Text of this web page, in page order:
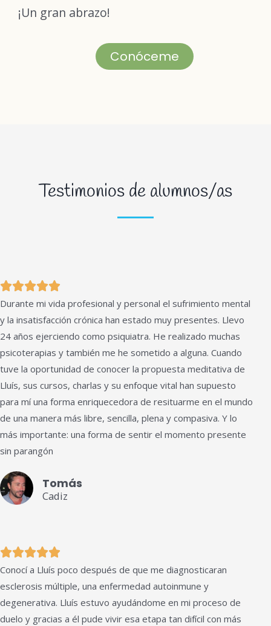
¡Un gran abrazo!
Conóceme
Testimonios de alumnos/as

con
5
de
Durante mi vida profesional y personal el sufrimiento mental
y la insatisfacción crónica han estado muy presentes. Llevo
24 años ejerciendo como psiquiatra. He realizado muchas
psicoterapias y también me he sometido a alguna. Cuando
tuve la oportunidad de conocer la propuesta meditativa de
Lluís, sus cursos, charlas y su enfoque vital han supuesto
para mí una forma enriquecedora de resituarme en el mundo
de una manera más libre, sencilla, plena y compasiva. Y lo
más importante: una forma de sentir el momento presente
sin parangón
Tomás
Cadiz

con
5
de
Conocí a Lluís poco después de que me diagnosticaran
esclerosis múltiple, una enfermedad autoinmune y
degenerativa. Lluís estuvo ayudándome en mi proceso de
duelo y gracias a él pude vivir esa etapa tan difícil con más